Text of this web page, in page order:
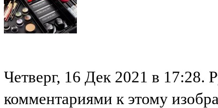
Четверг, 16 Дек 2021 в 17:28.
комментариями к этому